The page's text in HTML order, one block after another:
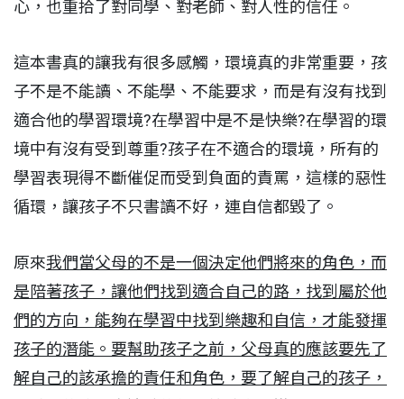
心，也重拾了對同學、對老師、對人性的信任。
這本書真的讓我有很多感觸，環境真的非常重要，孩
子不是不能讀、不能學、不能要求，而是有沒有找到
適合他的學習環境?在學習中是不是快樂?在學習的環
境中有沒有受到尊重?孩子在不適合的環境，所有的
學習表現得不斷催促而受到負面的責罵，這樣的惡性
循環，讓孩子不只書讀不好，連自信都毀了。
原來我們當父母的不是一個決定他們將來的角色，而
是陪著孩子，讓他們找到適合自己的路，找到屬於他
們的方向，能夠在學習中找到樂趣和自信，才能發揮
孩子的潛能。要幫助孩子之前，父母真的應該要先了
解自己的該承擔的責任和角色，要了解自己的孩子，